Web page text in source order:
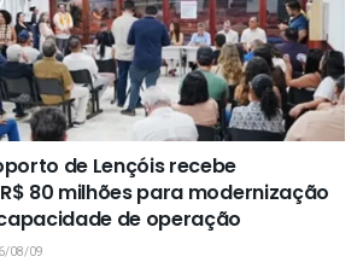
de Lençóis recebe
80 milhões para modernização
de operação
08/09